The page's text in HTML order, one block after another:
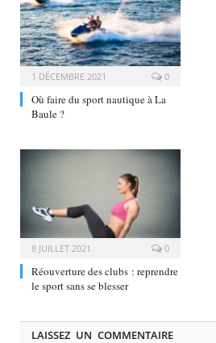
1 DÉCEMBRE 2021 0
Où faire du sport nautique à La
Baule ?
8 JUILLET 2021 0
Réouverture des clubs : reprendre
le sport sans se blesser
LAISSEZ UN COMMENTAIRE